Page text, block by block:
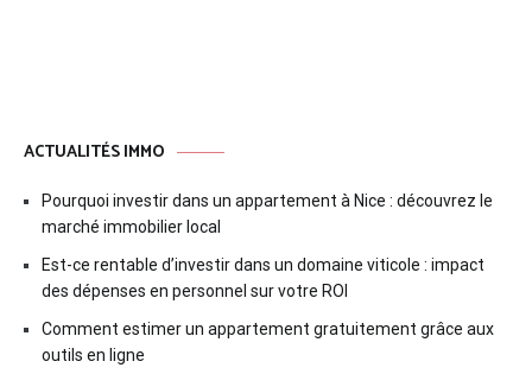
ACTUALITÉS IMMO
Pourquoi investir dans un appartement à Nice : découvrez le
marché immobilier local
Est-ce rentable d’investir dans un domaine viticole : impact
des dépenses en personnel sur votre ROI
Comment estimer un appartement gratuitement grâce aux
outils en ligne